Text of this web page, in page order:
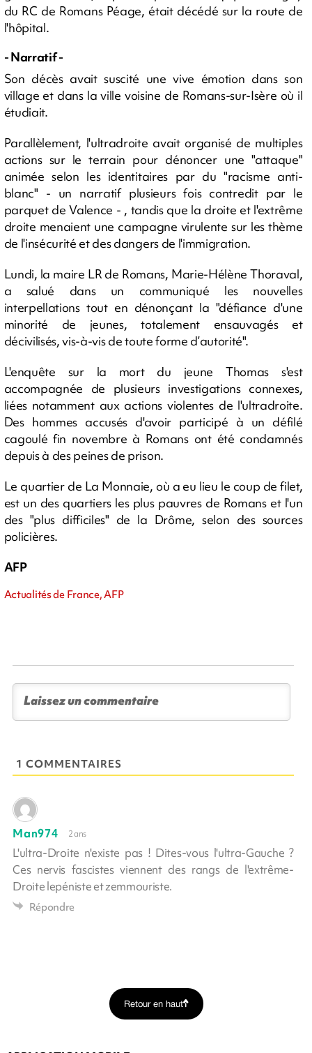
du RC de Romans Péage, était décédé sur la route de
l'hôpital.
- Narratif -
Son décès avait suscité une vive émotion dans son
village et dans la ville voisine de Romans-sur-Isère où il
étudiait.
Parallèlement, l'ultradroite avait organisé de multiples
actions sur le terrain pour dénoncer une "attaque"
animée selon les identitaires par du "racisme anti-
blanc" - un narratif plusieurs fois contredit par le
parquet de Valence - , tandis que la droite et l'extrême
droite menaient une campagne virulente sur les thème
de l'insécurité et des dangers de l'immigration.
Lundi, la maire LR de Romans, Marie-Hélène Thoraval,
a salué dans un communiqué les nouvelles
interpellations tout en dénonçant la "défiance d'une
minorité de jeunes, totalement ensauvagés et
décivilisés, vis-à-vis de toute forme d’autorité".
L'enquête sur la mort du jeune Thomas s'est
accompagnée de plusieurs investigations connexes,
liées notamment aux actions violentes de l'ultradroite.
Des hommes accusés d'avoir participé à un défilé
cagoulé fin novembre à Romans ont été condamnés
depuis à des peines de prison.
Le quartier de La Monnaie, où a eu lieu le coup de filet,
est un des quartiers les plus pauvres de Romans et l'un
des "plus difficiles" de la Drôme, selon des sources
policières.
AFP
Actualités de France, AFP
1 COMMENTAIRES
Man974 2 ans
L'ultra-Droite n'existe pas ! Dites-vous l'ultra-Gauche ?
Ces nervis fascistes viennent des rangs de l'extrême-
Droite lepéniste et zemmouriste.
Répondre
Retour en haut